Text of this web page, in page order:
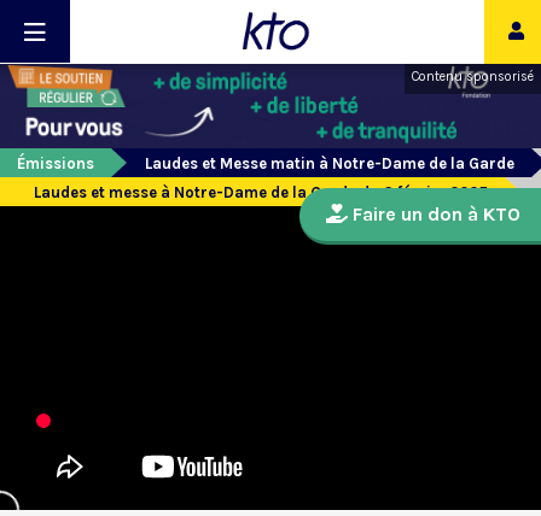
Contenu sponsorisé
Émissions
Laudes et Messe matin à Notre-Dame de la Garde
Laudes et messe à Notre-Dame de la Garde du 6 février 2025
Faire un don à KTO